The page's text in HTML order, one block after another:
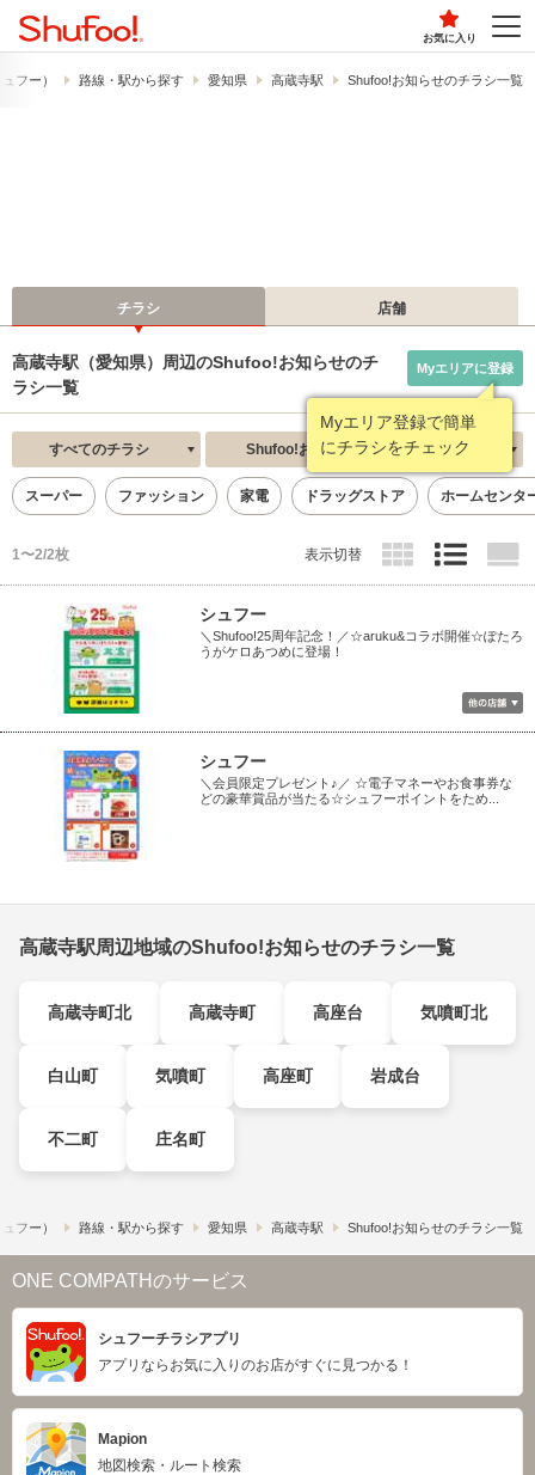
お気に入り
フー） 路線・駅から探す 愛知県 高蔵寺駅 Shufoo!お知らせのチラシ一覧
チラシ 店舗
高蔵寺駅（愛知県）周辺のShufoo!お知らせのチ
ラシ一覧
Myエリア登録で簡単
にチラシをチェック
Myエリアに登録
すべてのチラシ Shufoo!お知らせ 新着順
スーパー ファッション 家電 ドラッグストア ホームセンタ
1〜2/2枚 表示切替
シュフー
＼Shufoo!25周年記念！／☆aruku&コラボ開催☆ぽたろ
うがケロあつめに登場！
シュフー
＼会員限定プレゼント♪／ ☆電子マネーやお食事券な
どの豪華賞品が当たる☆シュフーポイントをため...
高蔵寺駅周辺地域のShufoo!お知らせのチラシ一覧
高蔵寺町北 高蔵寺町 高座台 気噴町北
白山町 気噴町 高座町 岩成台
不二町 庄名町
フー） 路線・駅から探す 愛知県 高蔵寺駅 Shufoo!お知らせのチラシ一覧
ONE COMPATHのサービス
シュフーチラシアプリ
アプリならお気に入りのお店がすぐに見つかる！
Mapion
地図検索・ルート検索